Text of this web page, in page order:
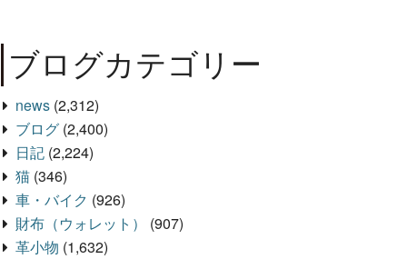
ブログカテゴリー
news (2,312)
ブログ (2,400)
日記 (2,224)
猫 (346)
車・バイク (926)
財布（ウォレット）
(907)
革小物 (1,632)